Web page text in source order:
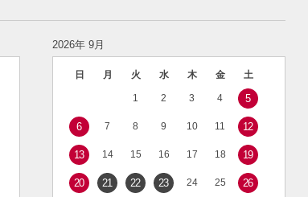
2026年 9月
日 月 火 水 木 金 土
1 2 3 4 5
6 7 8 9 10 11 12
13 14 15 16 17 18 19
20 21 22 23 24 25 26